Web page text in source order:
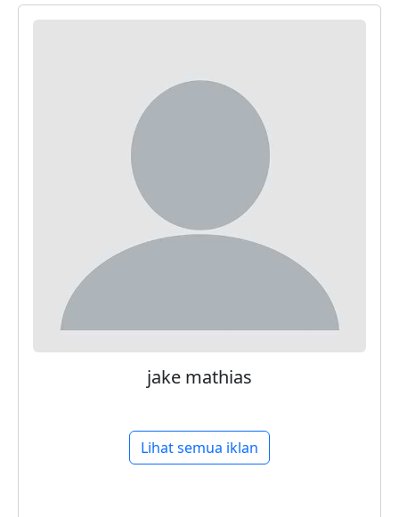
jake mathias
Lihat semua iklan